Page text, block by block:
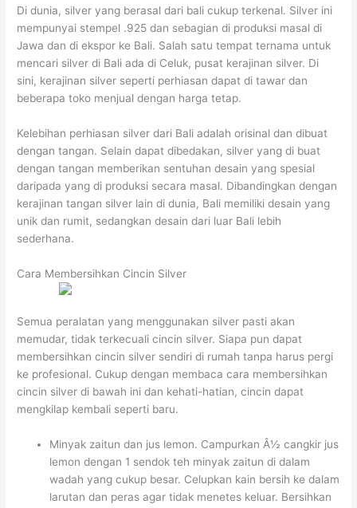
Di dunia, silver yang berasal dari bali cukup terkenal. Silver ini
mempunyai stempel .925 dan sebagian di produksi masal di
Jawa dan di ekspor ke Bali. Salah satu tempat ternama untuk
mencari silver di Bali ada di Celuk, pusat kerajinan silver. Di
sini, kerajinan silver seperti perhiasan dapat di tawar dan
beberapa toko menjual dengan harga tetap.
Kelebihan perhiasan silver dari Bali adalah orisinal dan dibuat
dengan tangan. Selain dapat dibedakan, silver yang di buat
dengan tangan memberikan sentuhan desain yang spesial
daripada yang di produksi secara masal. Dibandingkan dengan
kerajinan tangan silver lain di dunia, Bali memiliki desain yang
unik dan rumit, sedangkan desain dari luar Bali lebih
sederhana.
Cara Membersihkan Cincin Silver
Semua peralatan yang menggunakan silver pasti akan
memudar, tidak terkecuali cincin silver. Siapa pun dapat
membersihkan cincin silver sendiri di rumah tanpa harus pergi
ke profesional. Cukup dengan membaca cara membersihkan
cincin silver di bawah ini dan kehati-hatian, cincin dapat
mengkilap kembali seperti baru.
Minyak zaitun dan jus lemon. Campurkan Â½ cangkir jus
lemon dengan 1 sendok teh minyak zaitun di dalam
wadah yang cukup besar. Celupkan kain bersih ke dalam
larutan dan peras agar tidak menetes keluar. Bersihkan